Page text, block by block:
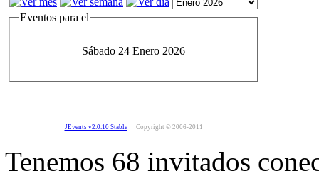
Eventos para el
Sábado 24 Enero 2026
JEvents v2.0.10 Stable Copyright © 2006-2011
Tenemos 68 invitados